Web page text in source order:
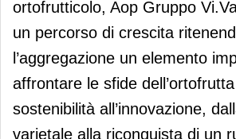
ortofrutticolo, Aop Gruppo
un percorso di crescita
l’aggregazione un elemento
affrontare le sfide
sostenibilità all’innovazione,
varietale alla riconquista di un